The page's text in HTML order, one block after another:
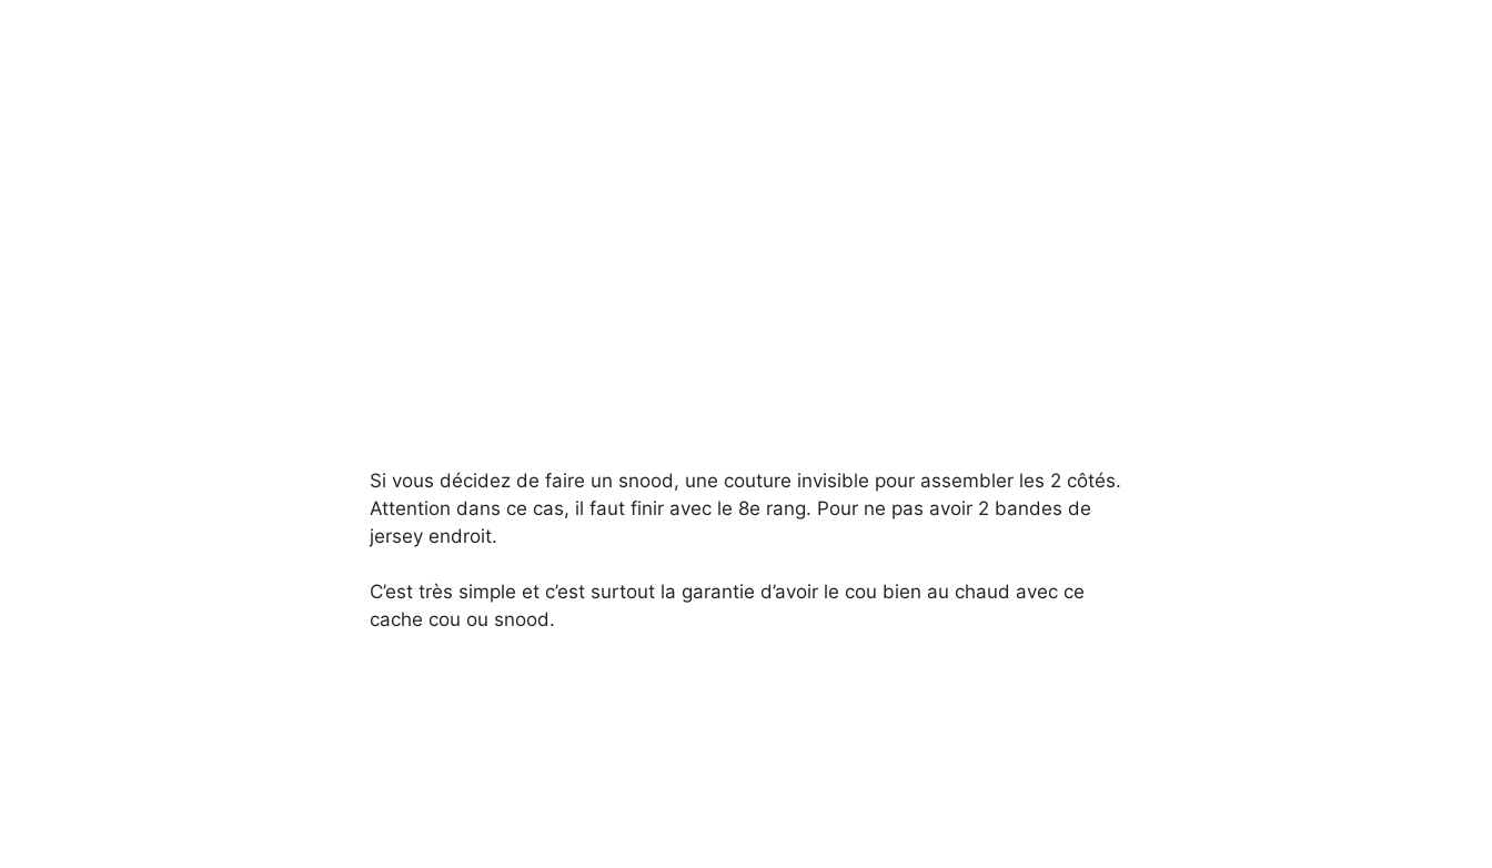
Si vous décidez de faire un snood, une couture invisible pour assembler les 2 côtés.
Attention dans ce cas, il faut finir avec le 8e rang. Pour ne pas avoir 2 bandes de
jersey endroit.
C’est très simple et c’est surtout la garantie d’avoir le cou bien au chaud avec ce
cache cou ou snood.